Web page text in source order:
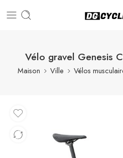
Vélo gravel Genesis
Maison Ville Vélos